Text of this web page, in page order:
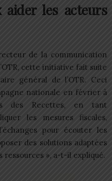
aider les acteurs
de la communication
cette initiative fait suite
général de l’OTR. Ceci
nationale en février à
des Recettes, en tant
les mesures fiscales,
pour écouter les
des solutions adaptées
ressources », a-t-il expliqué.